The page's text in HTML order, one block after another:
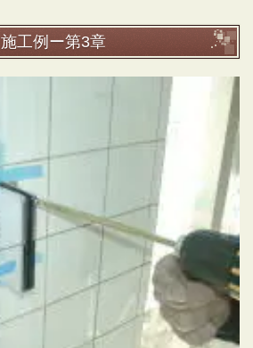
施工例ー第3章